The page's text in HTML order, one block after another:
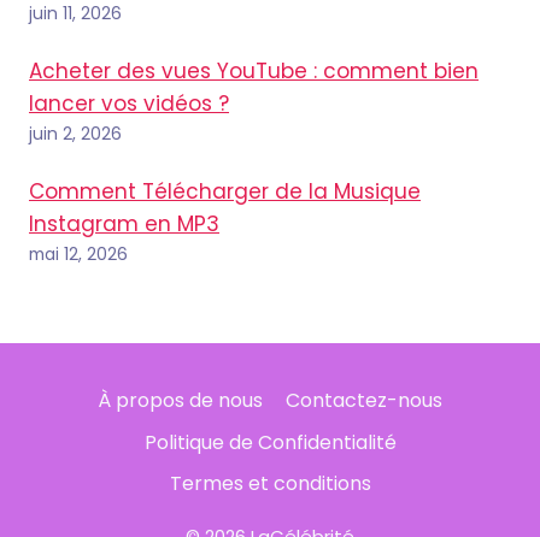
juin 11, 2026
Acheter des vues YouTube : comment bien
lancer vos vidéos ?
juin 2, 2026
Comment Télécharger de la Musique
Instagram en MP3
mai 12, 2026
À propos de nous
Contactez-nous
Politique de Confidentialité
Termes et conditions